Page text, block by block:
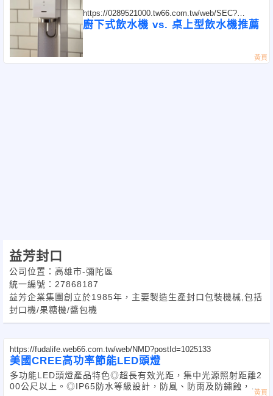
https://0289521000.tw66.com.tw/web/SEC?
postId=1353434
廚下式飲水機 vs. 桌上型飲水機推薦
益芳封口
公司位置：高雄市-彌陀區
統一編號：27868187
益芳企業集團創立於1985年，主要製造生產封口包裝機械,包括
封口機/果糖機/醬包機
https://fudalife.web66.com.tw/web/NMD?postId=1025133
美國CREE高功率節能LED頭燈
多功能LED頭燈產品特色◎超長有效光距，集中光源照射距離2
00公尺以上。◎IP65防水等級設計，防風、防雨及防鏽蝕，輕